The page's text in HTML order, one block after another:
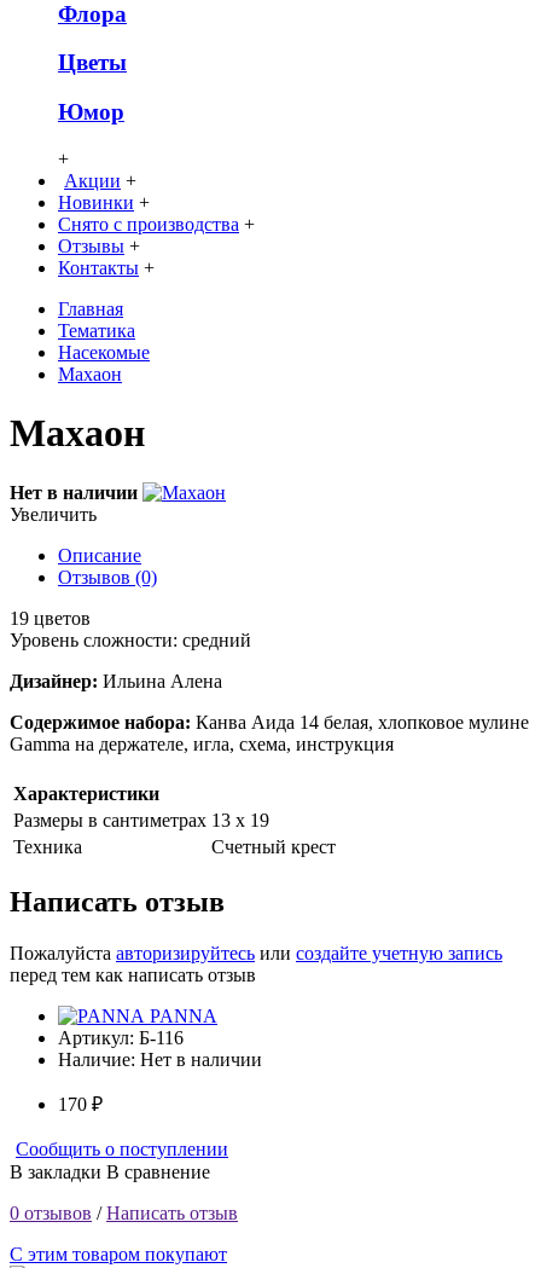
Флора
Цветы
Юмор
+
Акции +
Новинки +
Снято с производства +
Отзывы +
Контакты +
Главная
Тематика
Насекомые
Махаон
Махаон
Нет в наличии
Увеличить
Описание
Отзывов (0)
19 цветов
Уровень сложности: средний
Дизайнер: Ильина Алена
Содержимое набора: Канва Аида 14 белая, хлопковое мулине
Gamma на держателе, игла, схема, инструкция
Характеристики
Размеры в сантиметрах 13 х 19
Техника
Счетный крест
Написать отзыв
Пожалуйста авторизируйтесь или создайте учетную запись
перед тем как написать отзыв
PANNA
Артикул: Б-116
Наличие: Нет в наличии
170 ₽
Сообщить о поступлении
В закладки В сравнение
0 отзывов /Написать отзыв
С этим товаром покупают